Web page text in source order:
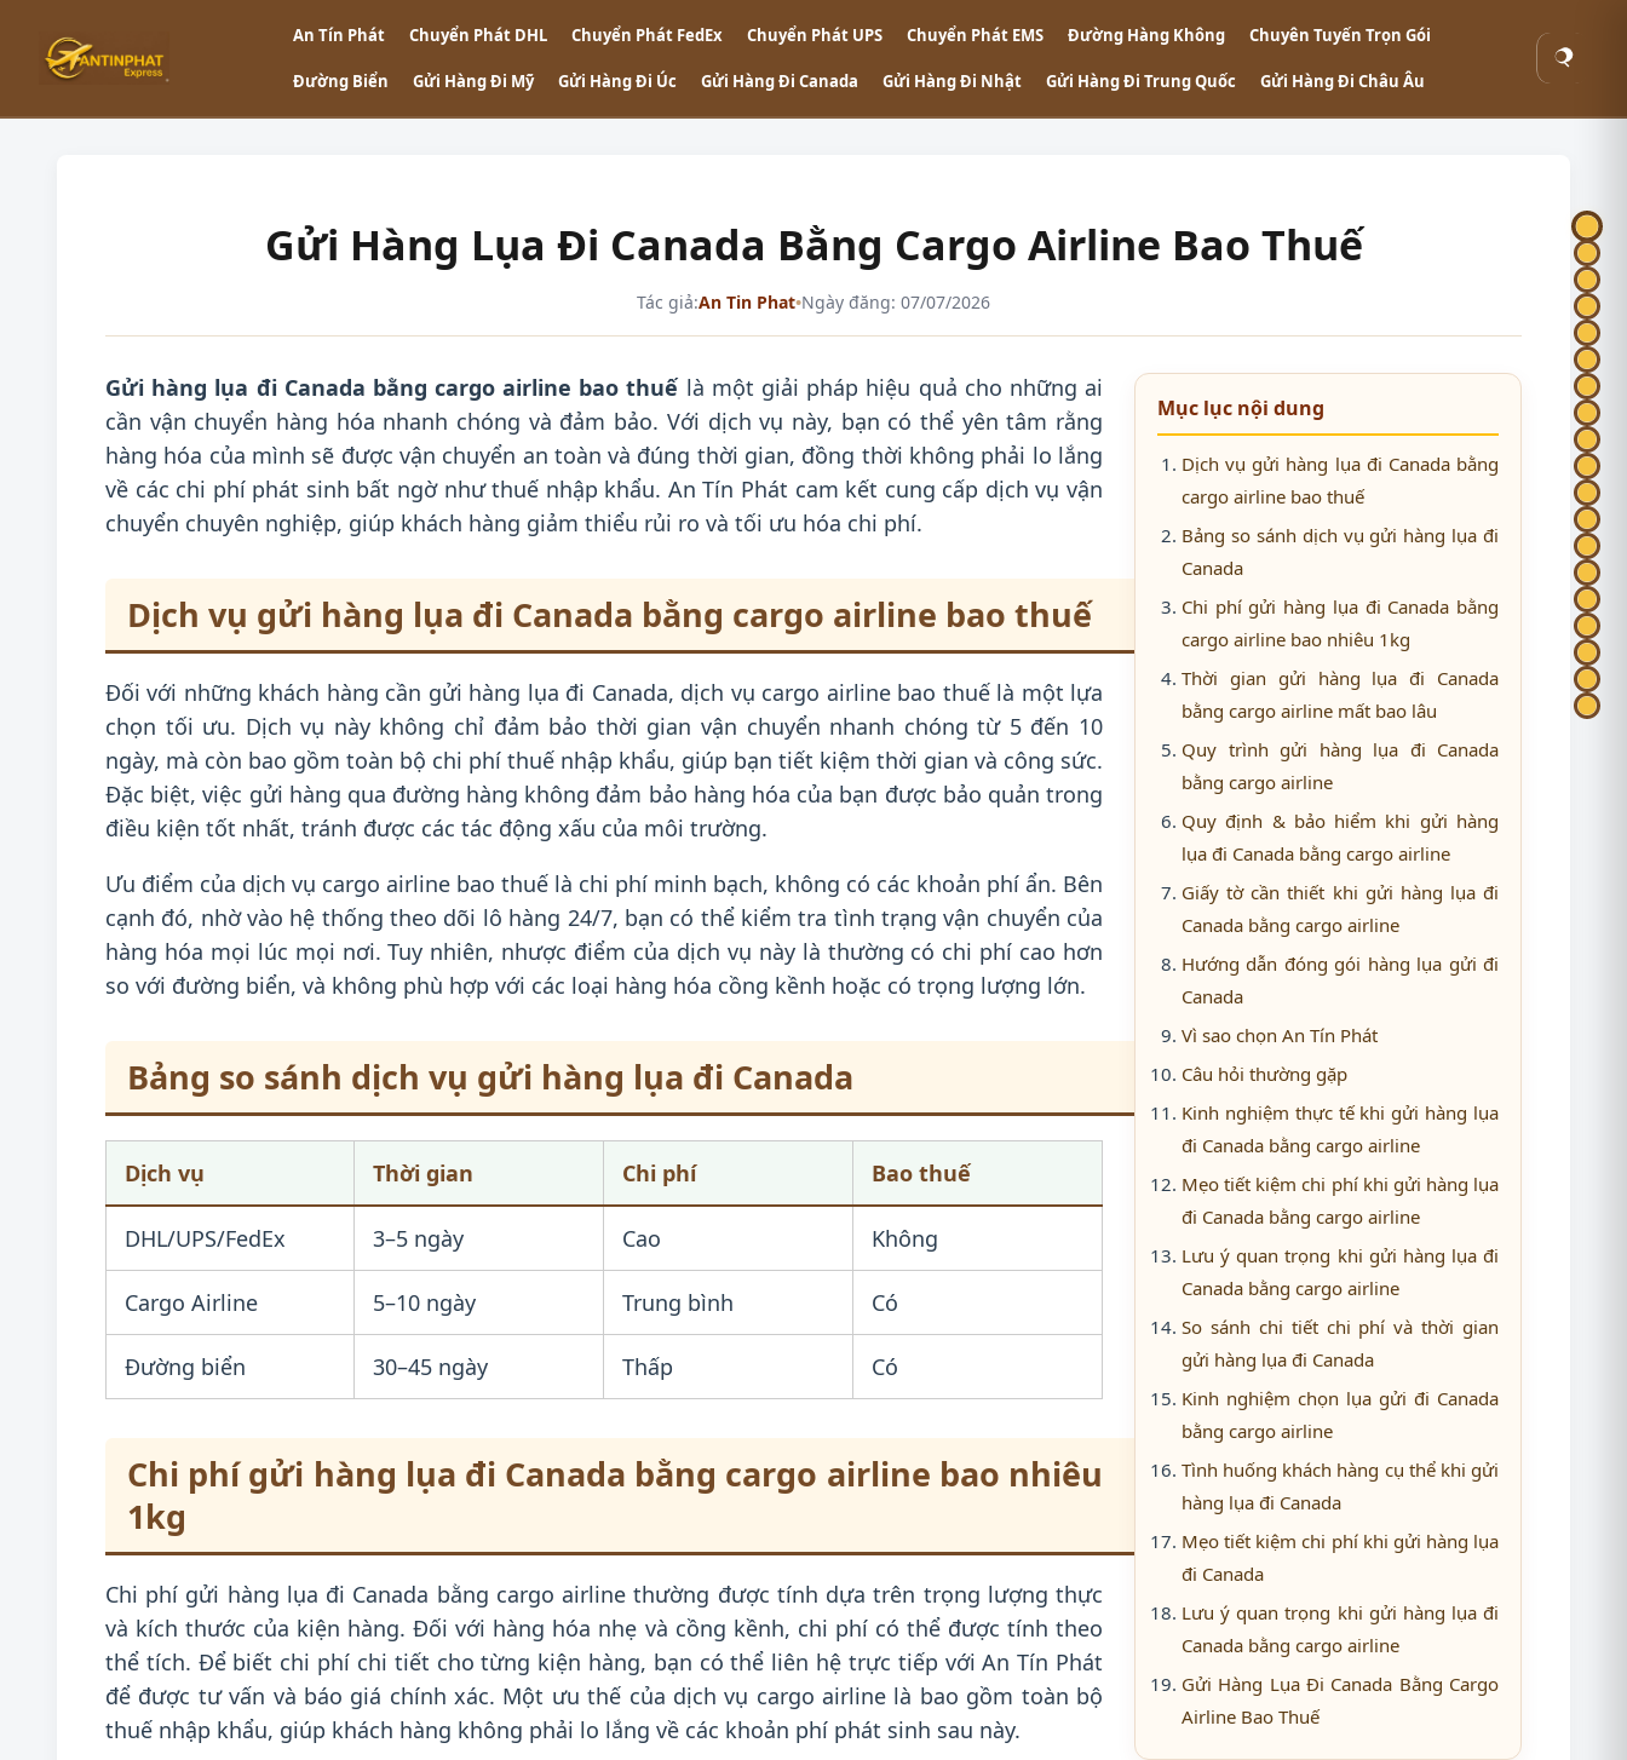
An Tín Phát Chuyển Phát DHL Chuyển Phát FedEx Chuyển Phát UPS Chuyển Phát EMS Đường Hàng Không Chuyên Tuyến Trọn Gói
Đường Biển Gửi Hàng Đi Mỹ Gửi Hàng Đi Úc Gửi Hàng Đi Canada Gửi Hàng Đi Nhật Gửi Hàng Đi Trung Quốc Gửi Hàng Đi Châu Âu
Tìm
Gửi Hàng Lụa Đi Canada Bằng Cargo Airline Bao Thuế
Tác giả:An Tin Phat•Ngày đăng: 07/07/2026
Mục lục nội dung
Dịch vụ gửi hàng lụa đi Canada bằng
cargo airline bao thuế
Bảng so sánh dịch vụ gửi hàng lụa đi
Canada
Chi phí gửi hàng lụa đi Canada bằng
cargo airline bao nhiêu 1kg
Thời gian gửi hàng lụa đi Canada
bằng cargo airline mất bao lâu
Quy trình gửi hàng lụa đi Canada
bằng cargo airline
Quy định & bảo hiểm khi gửi hàng
lụa đi Canada bằng cargo airline
Giấy tờ cần thiết khi gửi hàng lụa đi
Canada bằng cargo airline
Hướng dẫn đóng gói hàng lụa gửi đi
Canada
Vì sao chọn An Tín Phát
Câu hỏi thường gặp
Kinh nghiệm thực tế khi gửi hàng lụa
đi Canada bằng cargo airline
Mẹo tiết kiệm chi phí khi gửi hàng lụa
đi Canada bằng cargo airline
Lưu ý quan trọng khi gửi hàng lụa đi
Canada bằng cargo airline
So sánh chi tiết chi phí và thời gian
gửi hàng lụa đi Canada
Kinh nghiệm chọn lụa gửi đi Canada
bằng cargo airline
Tình huống khách hàng cụ thể khi gửi
hàng lụa đi Canada
Mẹo tiết kiệm chi phí khi gửi hàng lụa
đi Canada
Lưu ý quan trọng khi gửi hàng lụa đi
Canada bằng cargo airline
Gửi Hàng Lụa Đi Canada Bằng Cargo
Airline Bao Thuế
Gửi hàng lụa đi Canada bằng cargo airline bao thuế là một giải pháp hiệu quả cho những ai
cần vận chuyển hàng hóa nhanh chóng và đảm bảo. Với dịch vụ này, bạn có thể yên tâm rằng
hàng hóa của mình sẽ được vận chuyển an toàn và đúng thời gian, đồng thời không phải lo lắng
về các chi phí phát sinh bất ngờ như thuế nhập khẩu. An Tín Phát cam kết cung cấp dịch vụ vận
chuyển chuyên nghiệp, giúp khách hàng giảm thiểu rủi ro và tối ưu hóa chi phí.
Dịch vụ gửi hàng lụa đi Canada bằng cargo airline bao thuế
Đối với những khách hàng cần gửi hàng lụa đi Canada, dịch vụ cargo airline bao thuế là một lựa
chọn tối ưu. Dịch vụ này không chỉ đảm bảo thời gian vận chuyển nhanh chóng từ 5 đến 10
ngày, mà còn bao gồm toàn bộ chi phí thuế nhập khẩu, giúp bạn tiết kiệm thời gian và công sức.
Đặc biệt, việc gửi hàng qua đường hàng không đảm bảo hàng hóa của bạn được bảo quản trong
điều kiện tốt nhất, tránh được các tác động xấu của môi trường.
Ưu điểm của dịch vụ cargo airline bao thuế là chi phí minh bạch, không có các khoản phí ẩn. Bên
cạnh đó, nhờ vào hệ thống theo dõi lô hàng 24/7, bạn có thể kiểm tra tình trạng vận chuyển của
hàng hóa mọi lúc mọi nơi. Tuy nhiên, nhược điểm của dịch vụ này là thường có chi phí cao hơn
so với đường biển, và không phù hợp với các loại hàng hóa cồng kềnh hoặc có trọng lượng lớn.
Bảng so sánh dịch vụ gửi hàng lụa đi Canada
Dịch vụ Thời gian Chi phí Bao thuế
DHL/UPS/FedEx 3–5 ngày Cao Không
Cargo Airline 5–10 ngày Trung bình Có
Đường biển 30–45 ngày Thấp Có
Chi phí gửi hàng lụa đi Canada bằng cargo airline bao nhiêu
1kg
Chi phí gửi hàng lụa đi Canada bằng cargo airline thường được tính dựa trên trọng lượng thực
và kích thước của kiện hàng. Đối với hàng hóa nhẹ và cồng kềnh, chi phí có thể được tính theo
thể tích. Để biết chi phí chi tiết cho từng kiện hàng, bạn có thể liên hệ trực tiếp với An Tín Phát
để được tư vấn và báo giá chính xác. Một ưu thế của dịch vụ cargo airline là bao gồm toàn bộ
thuế nhập khẩu, giúp khách hàng không phải lo lắng về các khoản phí phát sinh sau này.